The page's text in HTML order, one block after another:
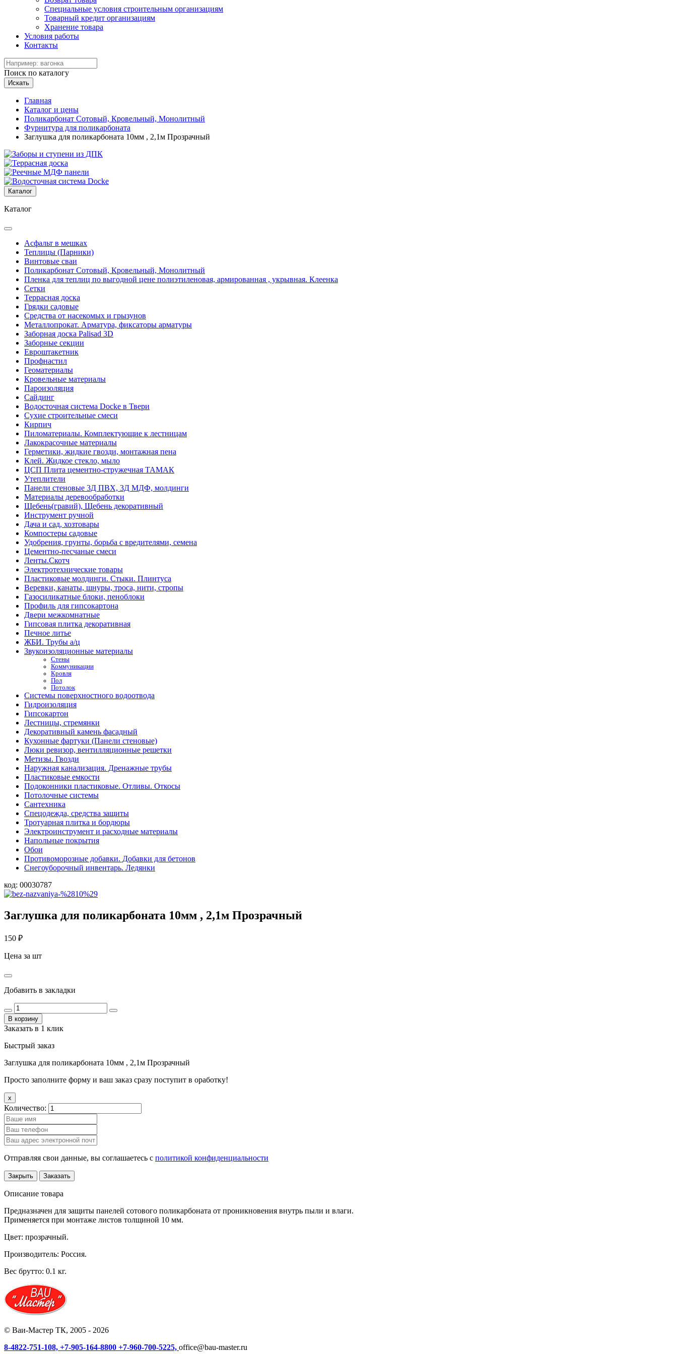
Специальные условия строительным организациям
Товарный кредит организациям
Хранение товара
Условия работы
Контакты
Поиск по каталогу
Искать
Главная
Каталог и цены
Поликарбонат Сотовый, Кровельный, Монолитный
Фурнитура для поликарбоната
Заглушка для поликарбоната 10мм , 2,1м Прозрачный
Каталог
Каталог
Асфальт в мешках
Теплицы (Парники)
Винтовые сваи
Поликарбонат Сотовый, Кровельный, Монолитный
Пленка для теплиц по выгодной цене полиэтиленовая, армированная , укрывная. Клеенка
Сетки
Террасная доска
Грядки садовые
Средства от насекомых и грызунов
Металлопрокат. Арматура, фиксаторы арматуры
Заборная доска Palisad 3D
Заборные секции
Евроштакетник
Профнастил
Геоматериалы
Кровельные материалы
Пароизоляция
Сайдинг
Водосточная система Docke в Твери
Сухие строительные смеси
Кирпич
Пиломатериалы. Комплектующие к лестницам
Лакокрасочные материалы
Герметики, жидкие гвозди, монтажная пена
Клей. Жидкое стекло, мыло
ЦСП Плита цементно-стружечная ТАМАК
Утеплители
Панели стеновые 3Д ПВХ, 3Д МДФ, молдинги
Материалы деревообработки
Щебень(гравий), Щебень декоративный
Инструмент ручной
Дача и сад, хозтовары
Компостеры садовые
Удобрения, грунты, борьба с вредителями, семена
Цементно-песчаные смеси
Ленты.Скотч
Электротехнические товары
Пластиковые молдинги. Стыки. Плинтуса
Веревки, канаты, шнуры, троса, нити, стропы
Газосиликатные блоки, пеноблоки
Профиль для гипсокартона
Двери межкомнатные
Гипсовая плитка декоративная
Печное литье
ЖБИ. Трубы а/ц
Звукоизоляционные материалы
Стены
Коммуникации
Кровля
Пол
Потолок
Системы поверхностного водоотвода
Гидроизоляция
Гипсокартон
Лестницы, стремянки
Декоративный камень фасадный
Кухонные фартуки (Панели стеновые)
Люки ревизор, вентилляционные решетки
Метизы. Гвозди
Наружная канализация. Дренажные трубы
Пластиковые емкости
Подоконники пластиковые. Отливы. Откосы
Потолочные системы
Сантехника
Спецодежда, средства защиты
Тротуарная плитка и бордюры
Электроинструмент и расходные материалы
Напольные покрытия
Обои
Противоморозные добавки. Добавки для бетонов
Снегоуборочный инвентарь. Ледянки
код: 00030787
Заглушка для поликарбоната 10мм , 2,1м Прозрачный
150 ₽
Цена за шт
Добавить в закладки
В корзину
Заказать в 1 клик
Быстрый заказ
Заглушка для поликарбоната 10мм , 2,1м Прозрачный
Просто заполните форму и ваш заказ сразу поступит в оработку!
x
Количество:
Отправляя свои данные, вы соглашаетесь с политикой конфиденциальности
Закрыть Заказать
Описание товара
Предназначен для защиты панелей сотового поликарбоната от проникновения внутрь пыли и влаги.
Применяется при монтаже листов толщиной 10 мм.
Цвет: прозрачный.
Производитель: Россия.
Вес брутто: 0.1 кг.
© Ваи-Мастер ТК, 2005 - 2026
8-4822-751-108, +7-905-164-8800 +7-960-700-5225, office@bau-master.ru